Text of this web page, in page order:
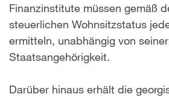
Finanzinstitute müssen gemäß
steuerlichen Wohnsitzstatus
ermitteln, unabhängig von seiner
Staatsangehörigkeit.
Darüber hinaus erhält die